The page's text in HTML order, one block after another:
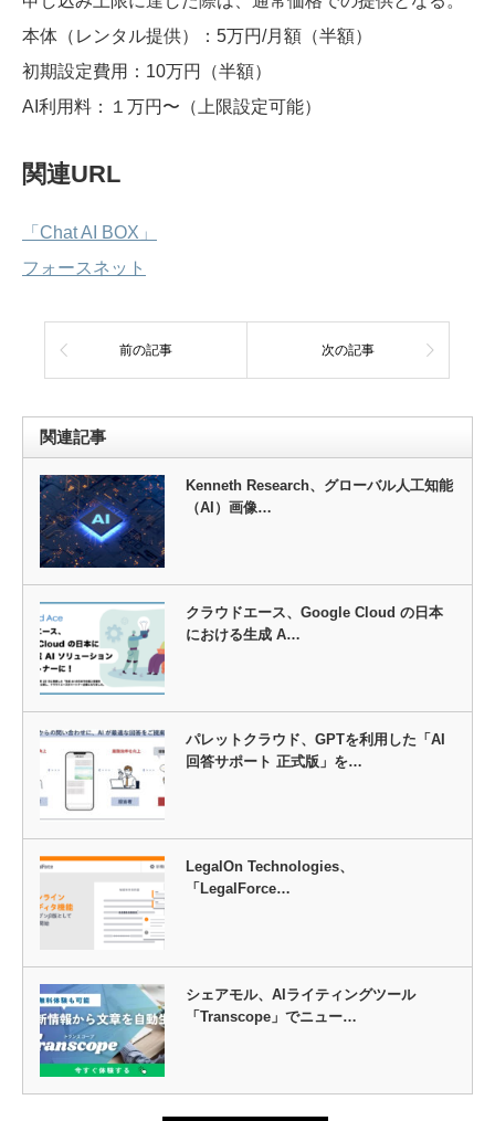
本体（レンタル提供）：5万円/月額（半額）
初期設定費用：10万円（半額）
AI利用料：１万円〜（上限設定可能）
関連URL
「Chat AI BOX」
フォースネット
前の記事 次の記事
関連記事
Kenneth Research、グローバル人工知能
（AI）画像…
クラウドエース、Google Cloud の日本
における生成 A…
パレットクラウド、GPTを利用した「AI
回答サポート 正式版」を…
LegalOn Technologies、
「LegalForce…
シェアモル、AIライティングツール
「Transcope」でニュー…